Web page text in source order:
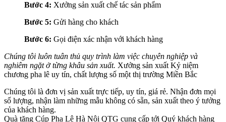
Bước 4: Xưởng sản xuất chế tác sản phẩm
Bước 5: Gửi hàng cho khách
Bước 6: Gọi điện xác nhận với khách hàng
Chúng tôi luôn tuân thủ quy trình làm việc chuyên nghiệp và
nghiêm ngặt ở từng khâu sản xuất. Xưởng sản xuất Kỷ niệm
chương pha lê uy tín, chất lượng số một thị trường Miền Bắc
Chúng tôi là đơn vị sản xuất trực tiếp, uy tín, giá rẻ. Nhận đơn mọi
số lượng, nhận làm những mẫu không có sẵn, sản xuất theo ý tưởng
của khách hàng.
Quà tặng Cúp Pha Lê Hà Nội QTG cung cấp tới Quý khách hàng